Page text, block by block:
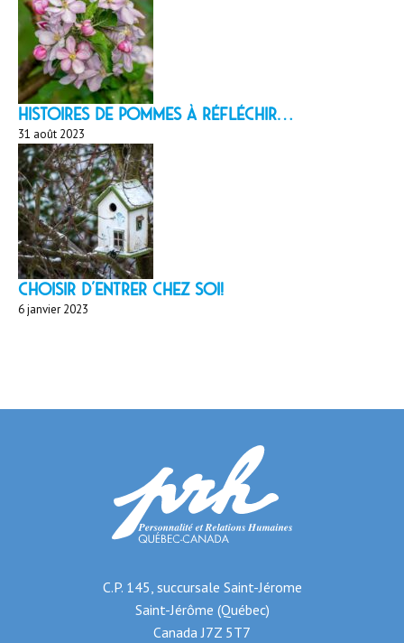
HISTOIRES DE POMMES À réfléchir…
31 août 2023
Choisir d'entrer chez soi!
6 janvier 2023
C.P. 145, succursale Saint-Jérome
Saint-Jérôme (Québec)
Canada J7Z 5T7